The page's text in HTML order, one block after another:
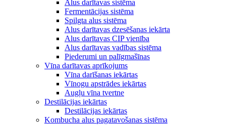
Alus darītavas sistēma
Fermentācijas sistēma
Spilgta alus sistēma
Alus darītavas dzesēšanas iekārta
Alus darītavas CIP vienība
Alus darītavas vadības sistēma
Piederumi un palīgmašīnas
Vīna darītavas aprīkojums
Vīna darīšanas iekārtas
Vīnogu apstrādes iekārtas
Augļu vīna tvertne
Destilācijas iekārtas
Destilācijas iekārtas
Kombucha alus pagatavošanas sistēma